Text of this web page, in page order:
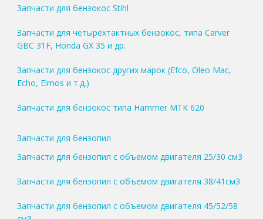
Запчасти для бензокос Stihl
Запчасти для четырехтактных бензокос, типа Carver
GBC 31F, Honda GX 35 и др.
Запчасти для бензокос других марок (Efco, Oleo Mac,
Echo, Elmos и т.д.)
Запчасти для бензокос типа Hammer MTK 620
Запчасти для бензопил
Запчасти для бензопил с объемом двигателя 25/30 см3
Запчасти для бензопил с объемом двигателя 38/41см3
Запчасти для бензопил с объемом двигателя 45/52/58